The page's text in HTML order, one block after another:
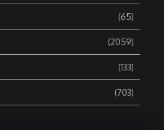
(65)
(2059)
(133)
(703)